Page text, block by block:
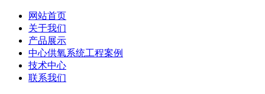
网站首页
关于我们
产品展示
中心供氧系统工程案例
技术中心
联系我们